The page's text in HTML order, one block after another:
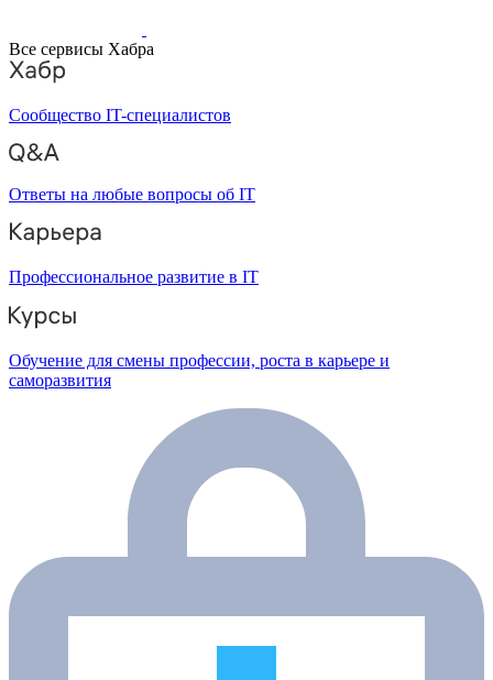
Все сервисы Хабра
Сообщество IT-специалистов
Ответы на любые вопросы об IT
Профессиональное развитие в IT
Обучение для смены профессии, роста в карьере и
саморазвития